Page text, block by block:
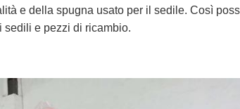
e della spugna usato per il sedile. Così
sedili e pezzi di ricambio.